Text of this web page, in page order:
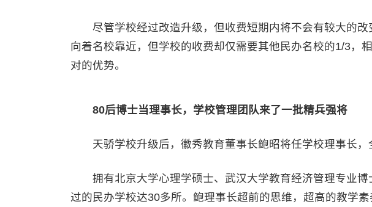
尽管学校经过改造升级，但收费短期内将不会有较大的改
向着名校靠近，但学校的收费却仅需要其他民办名校的1/3，
对的优势。
80后博士当理事长，学校管理团队来了一批精兵强将
天骄学校升级后，徽秀教育董事长鲍昭将任学校理事长，
拥有北京大学心理学硕士、武汉大学教育经济管理专业博
过的民办学校达30多所。鲍理事长超前的思维，超高的教学